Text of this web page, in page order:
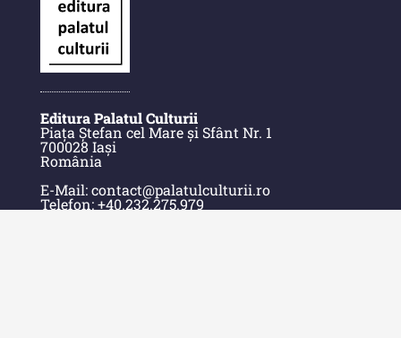
Indexul Complet
Informații Utile
Despre Editură
Contact
Indexul Publicațiilor
Editura Palatul Culturii
Piața Ștefan cel Mare și Sfânt Nr. 1
700028 Iași
România
E-Mail: contact@palatulculturii.ro
Telefon: +40.232.275.979